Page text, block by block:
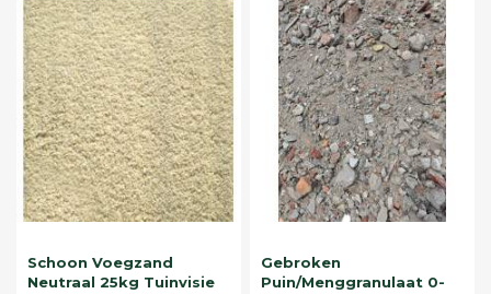
Schoon Voegzand
Neutraal 25kg Tuinvisie
Gebroken
Puin/Menggranulaat 0-